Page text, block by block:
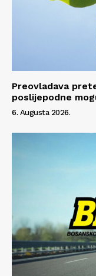
Preovladava
poslijepodne
6. Augusta 2026.